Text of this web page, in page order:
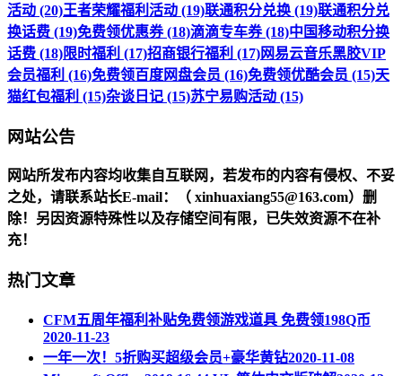
活动 (20)王者荣耀福利活动 (19)联通积分兑换 (19)联通积分兑
换话费 (19)免费领优惠券 (18)滴滴专车券 (18)中国移动积分换
话费 (18)限时福利 (17)招商银行福利 (17)网易云音乐黑胶VIP
会员福利 (16)免费领百度网盘会员 (16)免费领优酷会员 (15)天
猫红包福利 (15)杂谈日记 (15)苏宁易购活动 (15)
网站公告
网站所发布内容均收集自互联网，若发布的内容有侵权、不妥
之处，请联系站长E-mail：（ xinhuaxiang55@163.com）删
除！另因资源特殊性以及存储空间有限，已失效资源不在补
充！
热门文章
CFM五周年福利补贴免费领游戏道具 免费领198Q币
2020-11-23
一年一次！5折购买超级会员+豪华黄钻2020-11-08